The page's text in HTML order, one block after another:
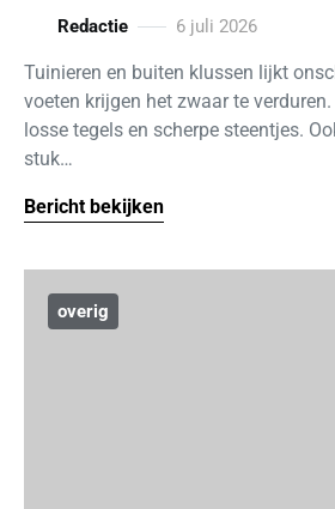
Redactie 6 juli 2026
Tuinieren en buiten klussen lijkt
voeten krijgen het zwaar te
losse tegels en scherpe steentjes.
stuk…
Bericht bekijken
overig